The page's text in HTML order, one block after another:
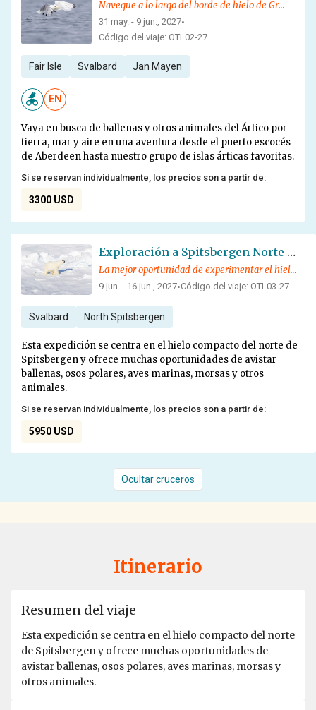
Navegue a lo largo del borde de hielo de Groenlandia oriental al norte de Spitsbergen, en busca de ballenas y otra fauna ártica.
31 may. - 9 jun., 2027•
Código del viaje: OTL02-27
Fair Isle Svalbard Jan Mayen
EN
Vaya en busca de ballenas y otros animales del Ártico por
tierra, mar y aire en una aventura desde el puerto escocés
de Aberdeen hasta nuestro grupo de islas árticas favoritas.
Si se reservan individualmente, los precios son a partir de:
3300 USD
Exploración a Spitsbergen Norte - Entrando en el hielo compacto - Especial Osos Polares
La mejor oportunidad de experimentar el hielo compacto y la fauna exótica
9 jun. - 16 jun., 2027•Código del viaje: OTL03-27
Svalbard North Spitsbergen
Esta expedición se centra en el hielo compacto del norte de
Spitsbergen y ofrece muchas oportunidades de avistar
ballenas, osos polares, aves marinas, morsas y otros
animales.
Si se reservan individualmente, los precios son a partir de:
5950 USD
Ocultar cruceros
Itinerario
Resumen del viaje
Esta expedición se centra en el hielo compacto del norte
de Spitsbergen y ofrece muchas oportunidades de
avistar ballenas, osos polares, aves marinas, morsas y
otros animales.